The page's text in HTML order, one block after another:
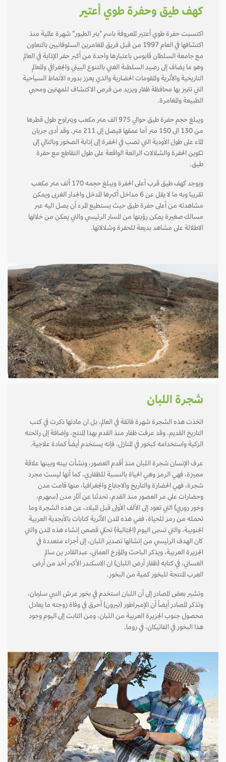
كهف طيق وحفرة طوي أعتير
اكتسبت حفرة طوي أعتير المعروفة باسم "بئر الطيور" شهرة عالمية منذ
اكتشافها في العام 1997 من قبل فريق المغامرين السلوفانيين بالتعاون
مع جامعة السلطان قابوس باعتبارها واحدة من أكبر حفر الإذابة في العالم
وهو ما يضاف إلى رصيد السلطنة الغني بالتنوع البيئي والجغرافي والمعالم
التاريخية والأثرية والمقومات الحضارية والذي يعزز بدوره الأنماط السياحية
التي تتميز بها محافظة ظفار ويزيد من فرص الاكتشاف للمهتمين ومحبي
الطبيعة والمغامرة.
ويبلغ حجم حفرة طيق حوالي 975 الف متر مكعب ويتراوح طول قطرها
من 130 الى 150 متر أما عمقها فيصل إلى 211 متر. وقد أدى جريان
الماء على طول الأودية التي تصب في الحفرة إلى إذابة الصخور وبالتالي إلى
تكوين الحفرة والشلالات الرائعة الواقعة على طول التقاطع مع حفرة
طيق.
ويوجد كهف طيق قرب أعلى الحفرة ويبلغ حجمه 170 ألف متر مكعب
تقريبا وبه ما لا يقل عن 6 مداخل أكبرها المدخل والجدار الغربى ويمكن
مشاهدته من أعلى حفرة طيق حيث يستطيع المرء أن يصل اليه عبر
مسالك صغيرة يمكن رؤيتها من المسار الرئيسي والتي يمكن من خلالها
الاطلالة على مشاهد بديعة للحفرة وشلالاتها.
شجرة اللبان
اتخذت هذه الشجرة شهرة فائقة في العالم، بل ان مادتها ذكرت في كتب
التاريخ القديم، وقد عرفت ظفار منذ القدم بهذا المنتج، وإضافة إلى رائحته
الزكية واستخدامه كبخور في المنازل، فإنه يستخدم أيضاً كمادة علاجية.
عرف الإنسان شجرة اللبان منذ أقدم العصور، ونشأت بينه وبينها علاقة
مميزة، فهي الرمز وهي الحياة بالنسبة للظفاري، كما أنها ليست مجرد
شجرة، فهي الحضارة والتاريخ والاجتماع والجغرافيا، منها قامت مدن
وحضارات على مر العصور منذ القدم، تحدثنا عن آثار مدن (سمهرم،
وخور روري) التي تعود إلى الألف الأولى قبل الميلاد، عن هذه الشجرة وما
تحمله من رمز للحياة، ففي هذه المدن الأثرية كتابات بالأبجدية العربية
الجنوبية، والتي تسمى اليوم (الجبّالية) تحكي قصص إنشاء هذه المدن والتي
كان الهدف الرئيسي من إنشائها تصدير اللبان، إلى أجزاء متعددة في
الجزيرة العربية، ويذكر الباحث والمؤرخ العماني، عبدالقادر بن سالم
الغساني، في كتابه (ظفار أرض اللبان) ان الاسكندر الأكبر أخذ من أرض
العرب المنتجة للبخور كمية من البخور.
وتشير بعض المصادر إلى أن اللبان استخدم في بخور عرش النبي سليمان،
وتذكر المصادر أيضاً أن الإمبراطور (نيرون) أحرق في وفاة زوجته ما يعادل
محصول جنوب الجزيرة العربية من اللبان، ومن الثابت إلى اليوم وجود
هذا البخور في الفاتيكان، في روما.